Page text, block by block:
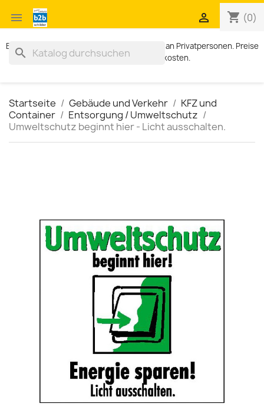
 shopping_cart (0)

Exklusiv für Geschäftskunden. Kein Verkauf an Privatpersonen. Preise
zzgl. MWST und Versandkosten.
search
Startseite Gebäude und Verkehr
KFZ und
Container
Entsorgung / Umweltschutz
Umweltschutz beginnt hier - Licht ausschalten.